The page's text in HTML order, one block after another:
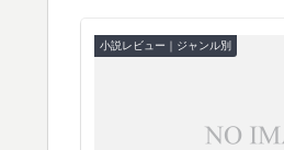
小説レビュー｜ジャンル別